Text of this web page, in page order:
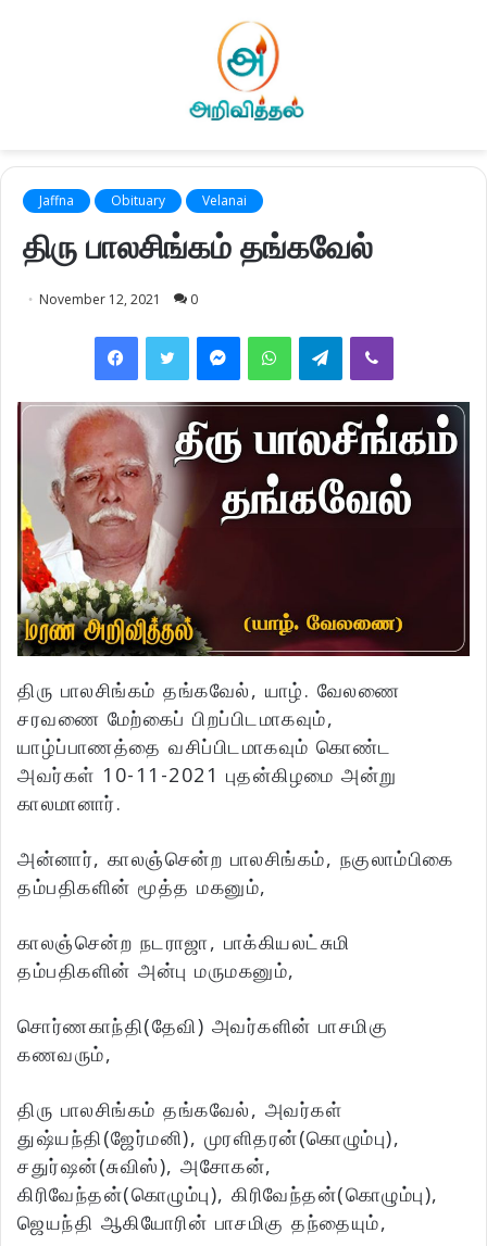
Jaffna Obituary Velanai
திரு பாலசிங்கம் தங்கவேல்
November 12, 2021 0
FacebookTwitter MessengerWhatsAppTelegramViber
திரு பாலசிங்கம் தங்கவேல், யாழ். வேலணை
சரவணை மேற்கைப் பிறப்பிடமாகவும்,
யாழ்ப்பாணத்தை வசிப்பிடமாகவும் கொண்ட
அவர்கள் 10-11-2021 புதன்கிழமை அன்று
காலமானார்.
அன்னார், காலஞ்சென்ற பாலசிங்கம், நகுலாம்பிகை
தம்பதிகளின் மூத்த மகனும்,
காலஞ்சென்ற நடராஜா, பாக்கியலட்சுமி
தம்பதிகளின் அன்பு மருமகனும்,
சொர்ணகாந்தி(தேவி) அவர்களின் பாசமிகு
கணவரும்,
திரு பாலசிங்கம் தங்கவேல், அவர்கள்
துஷ்யந்தி(ஜேர்மனி), முரளிதரன்(கொழும்பு),
சதுர்ஷன்(சுவிஸ்), அசோகன்,
கிரிவேந்தன்(கொழும்பு), கிரிவேந்தன்(கொழும்பு),
ஜெயந்தி ஆகியோரின் பாசமிகு தந்தையும்,